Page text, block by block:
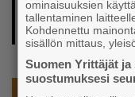
–
ominaisuuksien
tallentaminen
Kohdennettu
sisällön mittaus,
Suomen Yrittäjät
suostumuksesi